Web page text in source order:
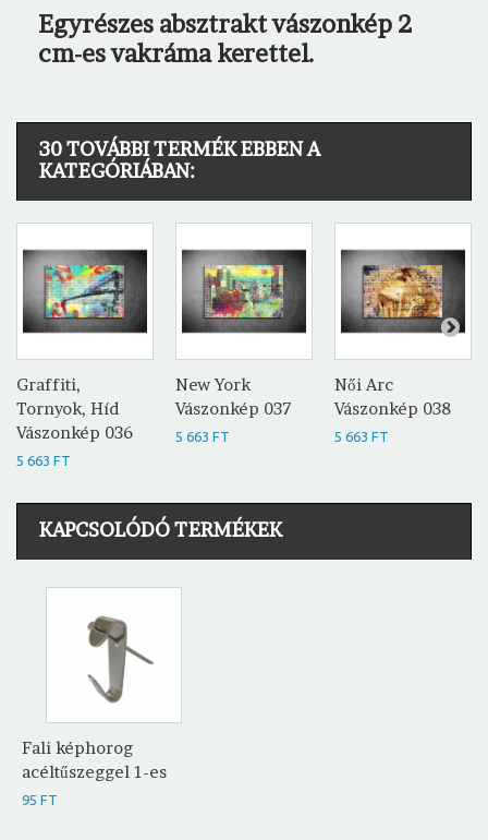
Egyrészes absztrakt vászonkép 2
cm-es vakráma kerettel.
30 TOVÁBBI TERMÉK EBBEN A
KATEGÓRIÁBAN:
Graffiti,
Tornyok, Híd
Vászonkép 036
5 663 FT
New York
Vászonkép 037
5 663 FT
Női Arc
Vászonkép 038
5 663 FT
KAPCSOLÓDÓ TERMÉKEK
Fali képhorog
acéltűszeggel 1-es
95 FT